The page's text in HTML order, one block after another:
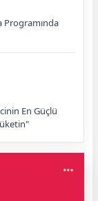
Programında
En Güçlü